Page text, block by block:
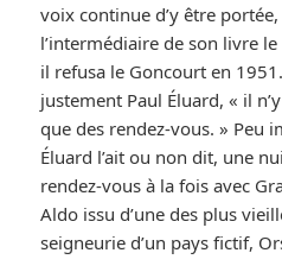
voix continue d’y être
l’intermédiaire de son livre
il refusa le Goncourt en
justement Paul Éluard, « il
que des rendez-vous. » Peu
Éluard l’ait ou non dit, une
rendez-vous à la fois avec
Aldo issu d’une des plus
seigneurie d’un pays fictif,